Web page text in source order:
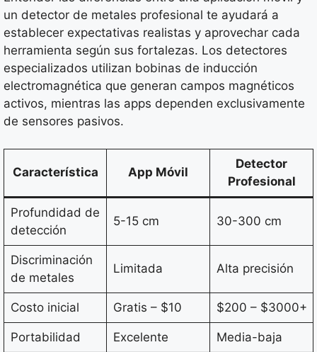
un detector de metales profesional te ayudará a
establecer expectativas realistas y aprovechar cada
herramienta según sus fortalezas. Los detectores
especializados utilizan bobinas de inducción
electromagnética que generan campos magnéticos
activos, mientras las apps dependen exclusivamente
de sensores pasivos.
Característica App Móvil
Detector
Profesional
Profundidad de
detección
5-15 cm 30-300 cm
Discriminación
de metales
Limitada Alta precisión
Costo inicial Gratis – $10 $200 – $3000+
Portabilidad Excelente Media-baja